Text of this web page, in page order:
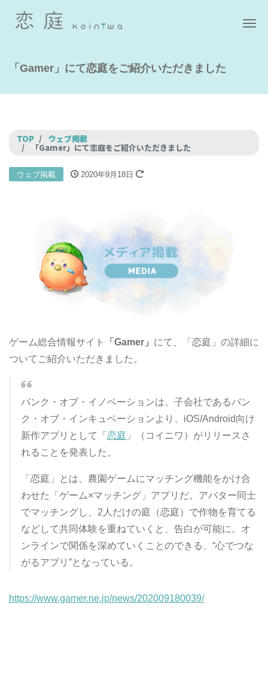
ナ
「Gamer」にて恋庭をご紹介いただきました
TOP ウェブ掲載
「Gamer」にて恋庭をご紹介いただきました
ウェブ掲載 2020年9月18日
ゲーム総合情報サイト 「Gamer」 にて、「恋庭」の詳細に
ついてご紹介いただきました。
バンク・オブ・イノベーションは、子会社であるバン
ク・オブ・インキュベーションより、iOS/Android向け
新作アプリとして「 恋庭 」（コイニワ）がリリースさ
れることを発表した。
「恋庭」とは、農園ゲームにマッチング機能をかけ合
わせた「ゲーム×マッチング」アプリだ。アバター同士
でマッチングし、2人だけの庭（恋庭）で作物を育てる
などして共同体験を重ねていくと、告白が可能に。オ
ンラインで関係を深めていくことのできる、“心でつな
がるアプリ”となっている。
https://www.gamer.ne.jp/news/202009180039/